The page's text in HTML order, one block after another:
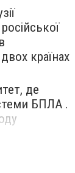
країнах
де
БПЛА .